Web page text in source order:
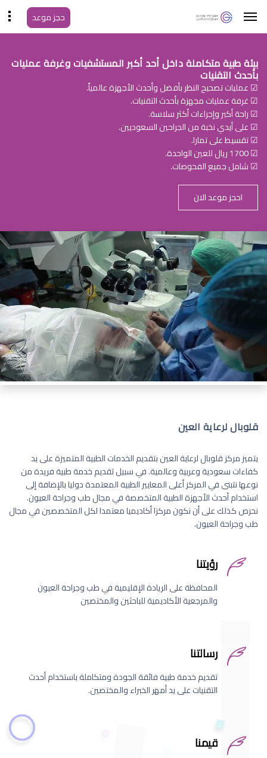
حجز موعد
بيئة طبية متكاملة داخل أحد أكبر المستشفيات وغرفة عمليات
بأحدث التقنيات
☑ عمليات تصحيح النظر بأفضل وأحدث الأجهزة عالمياً.
☑ غرفة عمليات مجهزة بأحدث التقنيات.
☑ راحة أكبر وإجراءات أكثر سلاسة.
☑ على أيدي نخبة من الجراحين السعوديين.
☑ تقسيط على تمارا.
☑ 1700 ريال للعين الواحدة.
☑ شامل جميع الفحوصات.
احجز موعد الان
قلوبال لرعاية العين
يتميز مركز قلوبال لرعاية العين بتقديم الخدمات الطبية المتميزة على يد
كفاءات سعودية وعربية وعالمية. في سبيل تقديم خدمة طبية فريدة من
نوعها نتبنى في المركز أعلى المعايير الطبية المعتمدة دوليا بالإضافة إلى
استخدام أحدث الأجهزة الطبية المتخصصة في مجال طب وجراحة العيون.
نحرص كذلك على أن نكون مركزا أكاديميا معتمدا لكل المتخصصين في مجال
طب وجراحة العيون.
رؤيتنا
المحافظة على الريادة الإقليمية في طب وجراحة العيون
والمرجعية الأكاديمية للباحثين والمختصين
رسالتنا
تقديم خدمة طبية فائقة الجودة ومتكاملة باستخدام أحدث
التقنيات على يد أمهر الخبراء والمختصين.
قيمنا